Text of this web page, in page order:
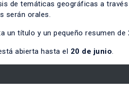
de temáticas geográficas a
serán orales.
un título y un pequeño resumen de
abierta hasta el 20 de junio.